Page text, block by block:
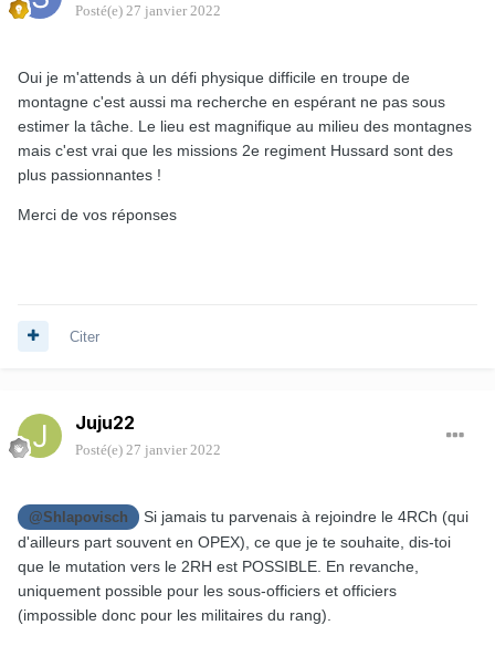
Posté(e) 27 janvier 2022
Oui je m'attends à un défi physique difficile en troupe de
montagne c'est aussi ma recherche en espérant ne pas sous
estimer la tâche. Le lieu est magnifique au milieu des montagnes
mais c'est vrai que les missions 2e regiment Hussard sont des
plus passionnantes !
Merci de vos réponses
Citer
Juju22
Posté(e) 27 janvier 2022
@Shlapovisch
Si jamais tu parvenais à rejoindre le 4RCh (qui
d'ailleurs part souvent en OPEX), ce que je te souhaite, dis-toi
que le mutation vers le 2RH est POSSIBLE. En revanche,
uniquement possible pour les sous-officiers et officiers
(impossible donc pour les militaires du rang).